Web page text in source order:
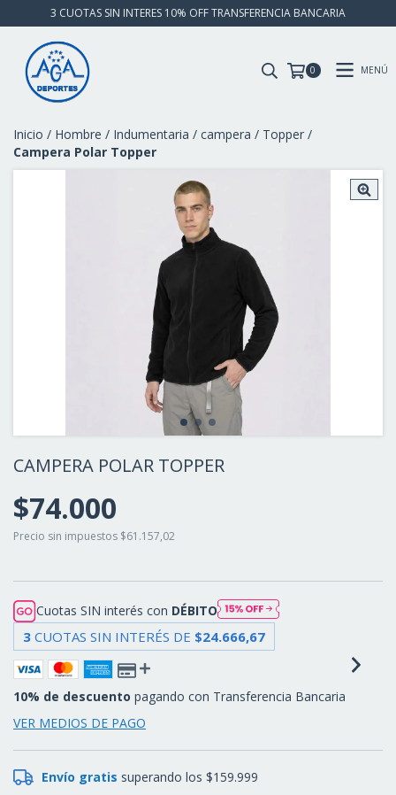
3 CUOTAS SIN INTERES 10% OFF TRANSFERENCIA BANCARIA
0 MENÚ
Inicio / Hombre / Indumentaria / campera / Topper /
Campera Polar Topper
CAMPERA POLAR TOPPER
$74.000
Precio sin impuestos $61.157,02
Cuotas SIN interés con DÉBITO
3 CUOTAS SIN INTERÉS DE $24.666,67
10% de descuento pagando con Transferencia Bancaria
VER MEDIOS DE PAGO
Envío gratis superando los$159.999